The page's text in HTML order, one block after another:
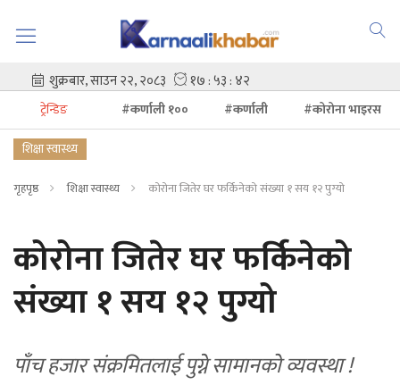
ट्रेन्डिङ #कर्णाली १०० #कर्णाली
#कोरोना भाइरस
शिक्षा स्वास्थ्य
गृहपृष्ठ शिक्षा स्वास्थ्य कोरोना जितेर घर फर्किनेको संख्या १ सय १२ पुग्यो
कोरोना जितेर घर फर्किनेको
संख्या १ सय १२ पुग्यो
पाँच हजार संक्रमितलाई पुग्ने सामानको व्यवस्था !